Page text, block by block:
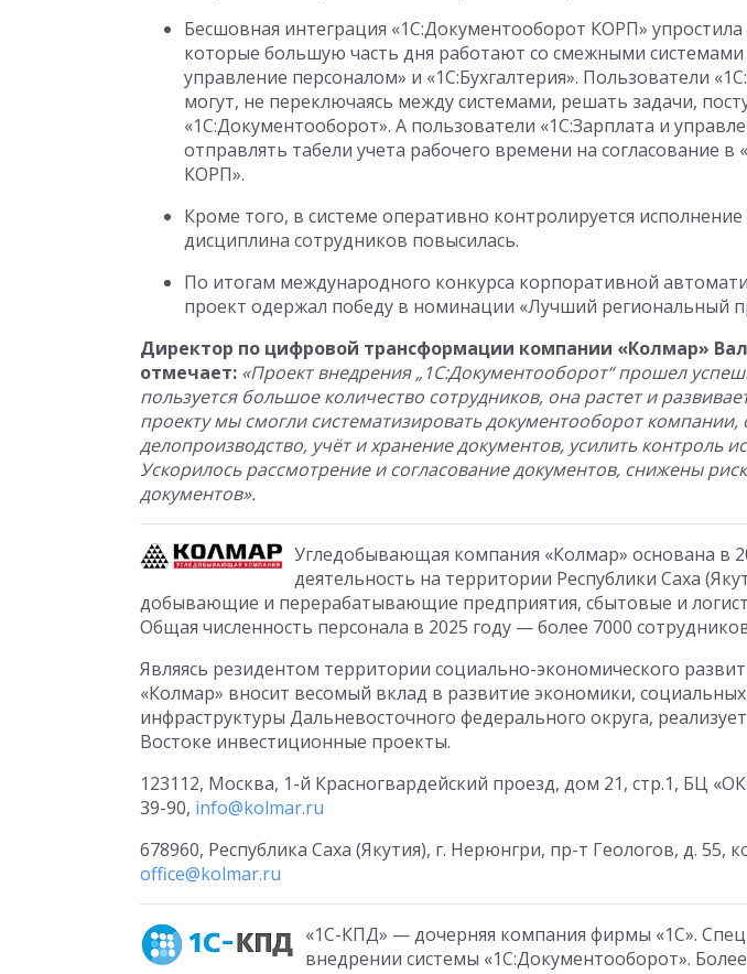
Бесшовная интеграция «1С:Документооборот КОРП» упростила
которые большую часть дня работают со смежными системами
управление персоналом» и «1С:Бухгалтерия». Пользователи
могут, не переключаясь между системами, решать задачи,
«1С:Документооборот». А пользователи «1С:Зарплата и
отправлять табели учета рабочего времени на согласование
КОРП».
Кроме того, в системе оперативно контролируется исполнение
дисциплина сотрудников повысилась.
По итогам международного конкурса корпоративной
проект одержал победу в номинации «Лучший региональный
Директор по цифровой трансформации компании «Колмар»
отмечает: «Проект внедрения „1С:Документооборот“ прошел
пользуется большое количество сотрудников, она растет и
проекту мы смогли систематизировать документооборот компании,
делопроизводство, учёт и хранение документов, усилить контроль
Ускорилось рассмотрение и согласование документов, снижены
документов».
Угледобывающая компания «Колмар» основана в
деятельность на территории Республики Саха
добывающие и перерабатывающие предприятия, сбытовые и
Общая численность персонала в 2025 году — более 7000
Являясь резидентом территории социально-экономического
«Колмар» вносит весомый вклад в развитие экономики,
инфраструктуры Дальневосточного федерального округа,
Востоке инвестиционные проекты.
123112, Москва, 1-й Красногвардейский проезд, дом 21, стр.1, БЦ
39-90, info@kolmar.ru
678960, Республика Саха (Якутия), г. Нерюнгри, пр-т Геологов, д. 55,
office@kolmar.ru
«1С-КПД» — дочерняя компания фирмы «1С».
внедрении системы «1С:Документооборот».